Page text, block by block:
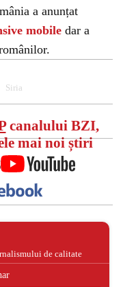
a anunțat
mobile dar a
Siria
canalului BZI,
mai noi știri
de calitate